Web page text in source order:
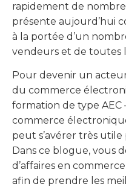
rapidement de
présente aujourd’hui
à la portée d’un
vendeurs et de toutes
Pour devenir un
du commerce
formation de type AEC
commerce
peut s’avérer très
Dans ce blogue, vous
d’affaires en
afin de prendre les